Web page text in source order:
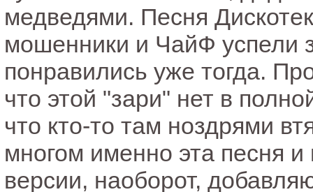
медведями. Песня
мошенники и ЧайФ успели
понравились уже тогда.
что этой "зари" нет в
что кто-то там ноздрями
многом именно эта песня
версии, наоборот,